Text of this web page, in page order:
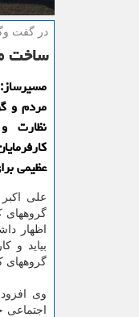
در گفت
ساخت
مردم و
نظارت
عظیمی
علی
گروههای
اظهار
بیاید و
گروههای
وی
اجتماعی